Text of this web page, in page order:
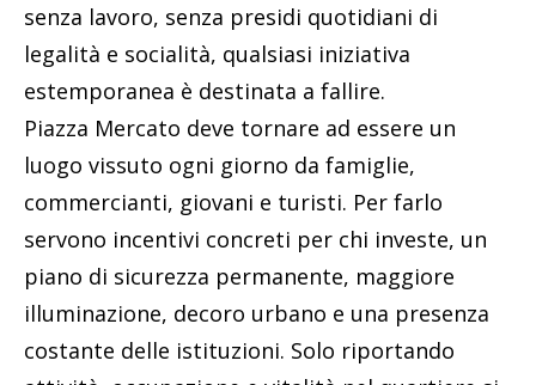
senza lavoro, senza presidi quotidiani di
legalità e socialità, qualsiasi iniziativa
estemporanea è destinata a fallire.
Piazza Mercato deve tornare ad essere un
luogo vissuto ogni giorno da famiglie,
commercianti, giovani e turisti. Per farlo
servono incentivi concreti per chi investe, un
piano di sicurezza permanente, maggiore
illuminazione, decoro urbano e una presenza
costante delle istituzioni. Solo riportando